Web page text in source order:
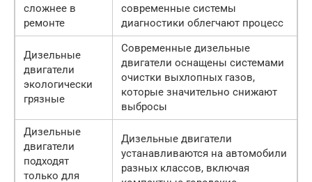
сложнее в
ремонте
современные системы
диагностики облегчают процесс
Дизельные
двигатели
экологически
грязные
Современные дизельные
двигатели оснащены системами
очистки выхлопных газов,
которые значительно снижают
выбросы
Дизельные
двигатели
подходят
только для
Дизельные двигатели
устанавливаются на автомобили
разных классов, включая